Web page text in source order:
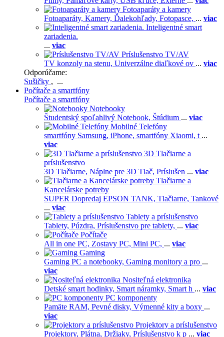
Fotoaparáty a kamery
Fotoaparáty, Kamery, Ďalekohľady, Fotopasce, ... viac
Inteligentné smart
zariadenia.
... viac
Príslušenstvo TV/AV
TV konzoly na stenu, Univerzálne diaľkové ov ... viac
Odporúčame:
Sušičky , ...
Počítače a smartfóny
Počítače a smartfóny
Notebooky
Študentský spoľahlivý Notebook, Štúdium ... viac
Mobilné Telefóny
smartfóny Samsung, iPhone, smartfóny Xiaomi, t ...
viac
3D Tlačiarne a
príslušenstvo
3D Tlačiarne, Náplne pre 3D Tlač, Príslušen ... viac
Tlačiarne a
Kancelárske potreby
SUPER Dopredaj EPSON TANK, Tlačiarne, Tankové
... viac
Tablety a príslušenstvo
Tablety, Púzdra, Príslušenstvo pre tablety, ... viac
Počítače
All in one PC, Zostavy PC, Mini PC, ... viac
Gaming
Gaming PC a notebooky, Gaming monitory a pro ...
viac
Nositeľná elektronika
Detské smart hodinky, Smart náramky, Smart h ... viac
PC komponenty
Pamäte RAM, Pevné disky, Výmenné kity a boxy ...
viac
Projektory a príslušenstvo
Projektory, Plátna, Držiaky, Príslušenstvo k p ... viac